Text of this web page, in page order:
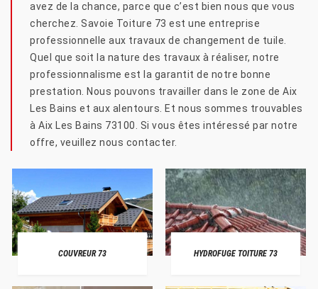
avez de la chance, parce que c’est bien nous que vous
cherchez. Savoie Toiture 73 est une entreprise
professionnelle aux travaux de changement de tuile.
Quel que soit la nature des travaux à réaliser, notre
professionnalisme est la garantit de notre bonne
prestation. Nous pouvons travailler dans le zone de Aix
Les Bains et aux alentours. Et nous sommes trouvables
à Aix Les Bains 73100. Si vous êtes intéressé par notre
offre, veuillez nous contacter.
COUVREUR 73 HYDROFUGE TOITURE 73